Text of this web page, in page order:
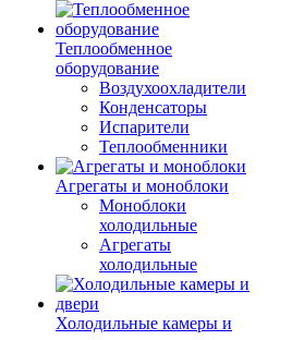
Теплообменное
оборудование
Воздухоохладители
Конденсаторы
Испарители
Теплообменники
Агрегаты и моноблоки
Моноблоки
холодильные
Агрегаты
холодильные
Холодильные камеры и